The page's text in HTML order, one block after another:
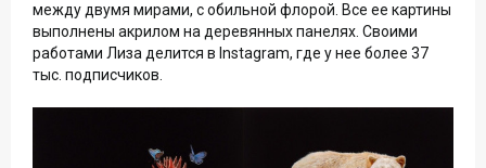
между двумя мирами, с обильной флорой. Все ее картины
выполнены акрилом на деревянных панелях. Своими
работами Лиза делится в Instagram, где у нее более 37
тыс. подписчиков.